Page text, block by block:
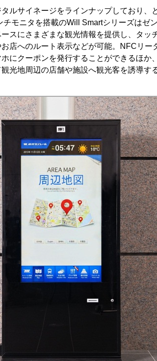
ルサイネージをラインナップしており、
モニタを搭載のWill Smartシリーズはゼ
スにさまざまな観光情報を提供し、タッ
店へのルート表示などが可能。NFCリー
にクーポンを発行することができるほか
光地周辺の店舗や施設へ観光客を誘導す